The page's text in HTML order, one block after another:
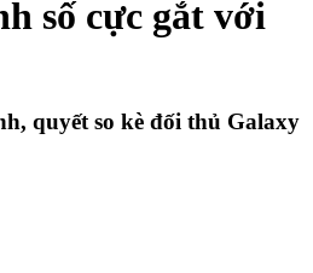
số cực gắt với
quyết so kè đối thủ Galaxy